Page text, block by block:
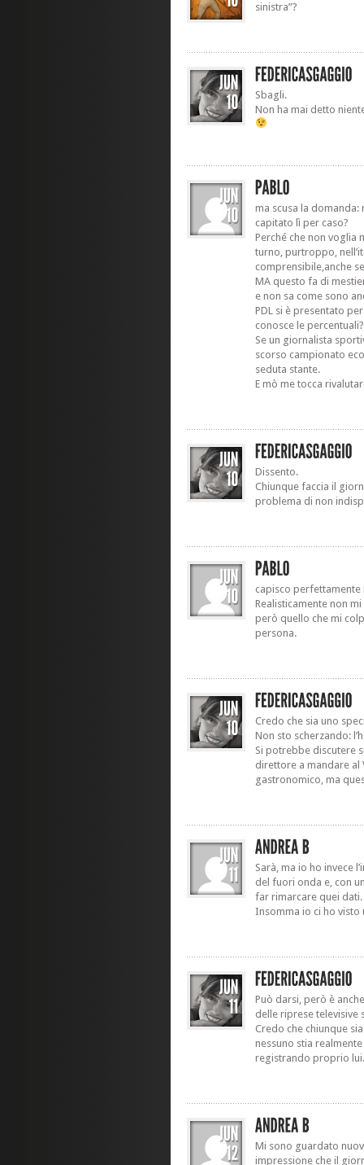
sinistra”?
Sbagli.
Non ha mai detto
ma scusa la
capitato lì per caso?
Perché che non voglia
turno, purtroppo,
comprensibile,anche
MA questo fa di
e non sa come sono
PDL si è presentato
conosce le percentuali?
Se un giornalista
scorso campionato
seduta stante.
E mò me tocca
Dissento.
Chiunque faccia il
problema di non
capisco
Realisticamente non
però quello che mi
persona.
Credo che sia uno
Non sto scherzando:
Si potrebbe discutere
direttore a mandare al
gastronomico, ma
Sarà, ma io ho invece
del fuori onda e, con
far rimarcare quei dati.
Insomma io ci ho
Può darsi, però è
delle riprese televisive
Credo che chiunque
nessuno stia
registrando proprio
Mi sono guardato
impressione che il